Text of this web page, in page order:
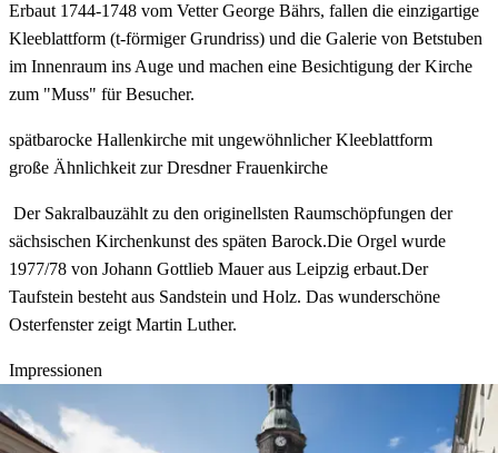
Erbaut 1744-1748 vom Vetter George Bährs, fallen die einzigartige
Kleeblattform (t-förmiger Grundriss) und die Galerie von Betstuben
im Innenraum ins Auge und machen eine Besichtigung der Kirche
zum "Muss" für Besucher.
spätbarocke Hallenkirche mit ungewöhnlicher Kleeblattform
große Ähnlichkeit zur Dresdner Frauenkirche
Der Sakralbauzählt zu den originellsten Raumschöpfungen der
sächsischen Kirchenkunst des späten Barock.Die Orgel wurde
1977/78 von Johann Gottlieb Mauer aus Leipzig erbaut.Der
Taufstein besteht aus Sandstein und Holz. Das wunderschöne
Osterfenster zeigt Martin Luther.
Impressionen